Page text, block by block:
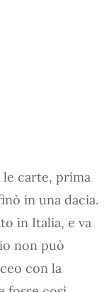
le carte, prima
in una dacia.
in Italia, e va
non può
con la